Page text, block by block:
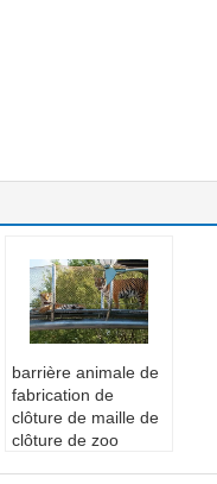
barrière animale de
fabrication de
clôture de maille de
clôture de zoo